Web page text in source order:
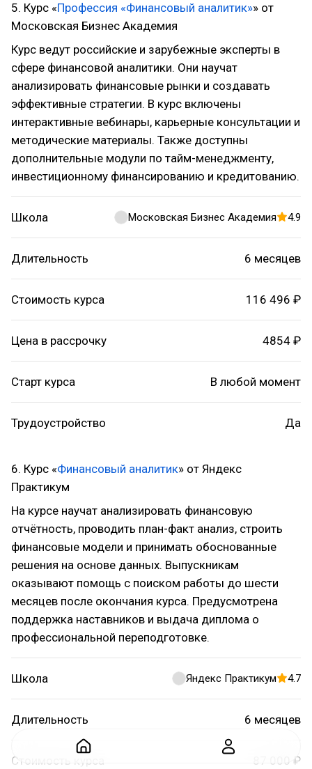
5. Курс «Профессия «Финансовый аналитик»» от
Московская Бизнес Академия
Курс ведут российские и зарубежные эксперты в
сфере финансовой аналитики. Они научат
анализировать финансовые рынки и создавать
эффективные стратегии. В курс включены
интерактивные вебинары, карьерные консультации и
методические материалы. Также доступны
дополнительные модули по тайм-менеджменту,
инвестиционному финансированию и кредитованию.
Школа Московская Бизнес Академия 4.9
Длительность 6 месяцев
Стоимость курса 116 496 ₽
Цена в рассрочку 4854 ₽
Старт курса В любой момент
Трудоустройство Да
6. Курс «Финансовый аналитик» от Яндекс
Практикум
На курсе научат анализировать финансовую
отчётность, проводить план-факт анализ, строить
финансовые модели и принимать обоснованные
решения на основе данных. Выпускникам
оказывают помощь с поиском работы до шести
месяцев после окончания курса. Предусмотрена
поддержка наставников и выдача диплома о
профессиональной переподготовке.
Школа Яндекс Практикум 4.7
Длительность 6 месяцев
Стоимость курса 87 000 ₽